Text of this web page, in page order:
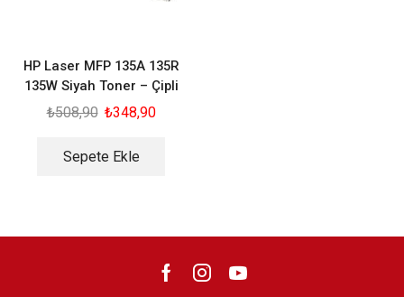
HP Laser MFP 135A 135R
135W Siyah Toner – Çipli
₺508,90 ₺348,90
Sepete Ekle